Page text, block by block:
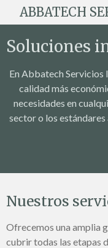
al
contenido
ABBATECH
Soluciones
En Abbatech Servicios
calidad más
necesidades en
sector o los
Nuestros
Ofrecemos una amplia
cubrir todas las etapas